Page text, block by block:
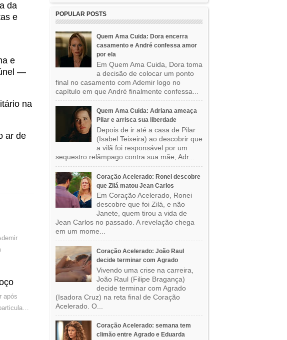
da
e
e
—
na
ar de
após
POPULAR POSTS
Quem Ama Cuida: Dora encerra
casamento e André confessa amor
por ela
Em Quem Ama Cuida, Dora toma
a decisão de colocar um ponto
final no casamento com Ademir logo no
capítulo em que André finalmente confessa...
Quem Ama Cuida: Adriana ameaça
Pilar e arrisca sua liberdade
Depois de ir até a casa de Pilar
(Isabel Teixeira) ao descobrir que
a vilã foi responsável por um
sequestro relâmpago contra sua mãe, Adr...
Coração Acelerado: Ronei descobre
que Zilá matou Jean Carlos
Em Coração Acelerado, Ronei
descobre que foi Zilá, e não
Janete, quem tirou a vida de
Jean Carlos no passado. A revelação chega
em um mome...
Coração Acelerado: João Raul
decide terminar com Agrado
Vivendo uma crise na carreira,
João Raul (Filipe Bragança)
decide terminar com Agrado
(Isadora Cruz) na reta final de Coração
Acelerado. O...
Coração Acelerado: semana tem
climão entre Agrado e Eduarda